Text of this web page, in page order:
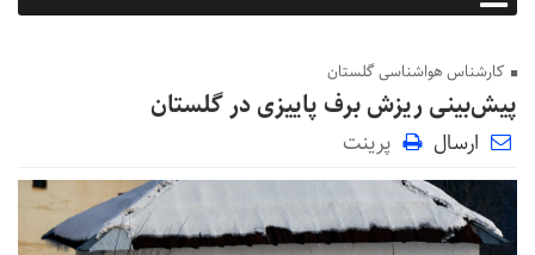
کارشناس هواشناسی گلستان
پیش‌بینی ریزش برف پاییزی در گلستان
ارسال پرینت